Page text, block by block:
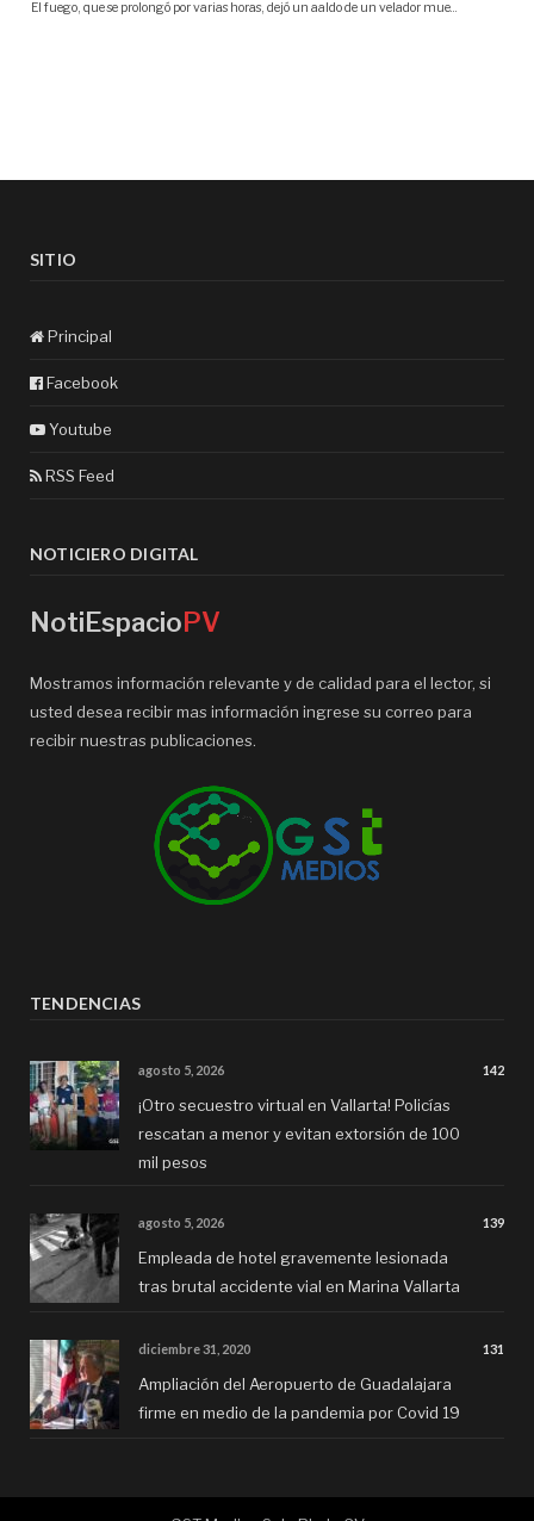
SITIO
Principal
Facebook
Youtube
RSS Feed
NOTICIERO DIGITAL
NotiEspacioPV
Mostramos información relevante y de calidad para el lector, si
usted desea recibir mas información ingrese su correo para
recibir nuestras publicaciones.
TENDENCIAS
agosto 5, 2026 142
¡Otro secuestro virtual en Vallarta! Policías
rescatan a menor y evitan extorsión de 100
mil pesos
agosto 5, 2026 139
Empleada de hotel gravemente lesionada
tras brutal accidente vial en Marina Vallarta
diciembre 31, 2020 131
Ampliación del Aeropuerto de Guadalajara
firme en medio de la pandemia por Covid 19